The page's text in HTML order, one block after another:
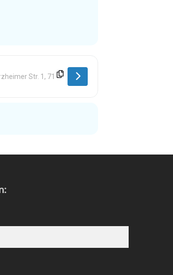
Address - Rutesheim [Y7c8ib7ta]